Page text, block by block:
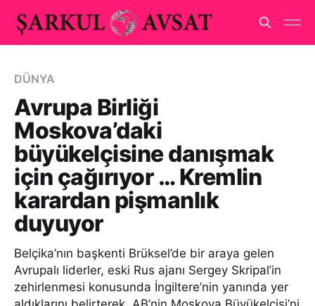
DÜNYA
Avrupa Birliği
Moskova’daki
büyükelçisine danışmak
için çağırıyor … Kremlin
karardan pişmanlık
duyuyor
Belçika’nın başkenti Brüksel’de bir araya gelen
Avrupalı liderler, eski Rus ajanı Sergey Skripal’in
zehirlenmesi konusunda İngiltere’nin yanında yer